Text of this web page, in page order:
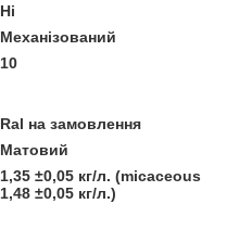
Ні
Механізований
10
Ral на замовлення
Матовий
1,35 ±0,05 кг/л. (micaceous
1,48 ±0,05 кг/л.)